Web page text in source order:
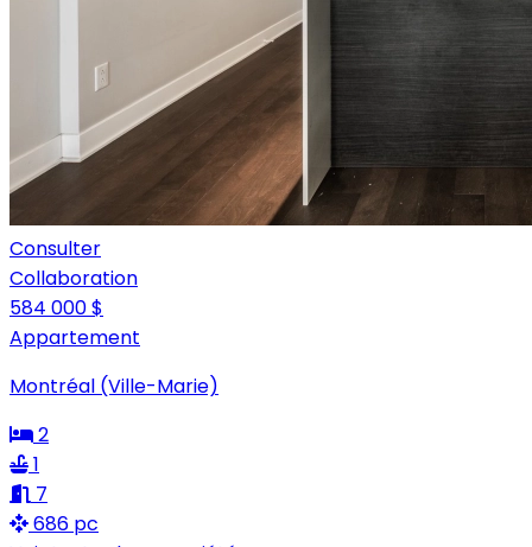
Consulter
Collaboration
584 000 $
Appartement
Montréal (Ville-Marie)
2
1
7
686 pc